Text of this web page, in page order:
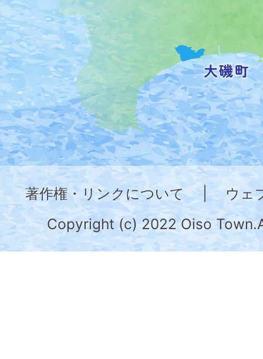
置
を
記
し
た
地
図。
神
奈
川
県
の
著作権・リンクについて
ウェ
Copyright (c) 2022 Oiso